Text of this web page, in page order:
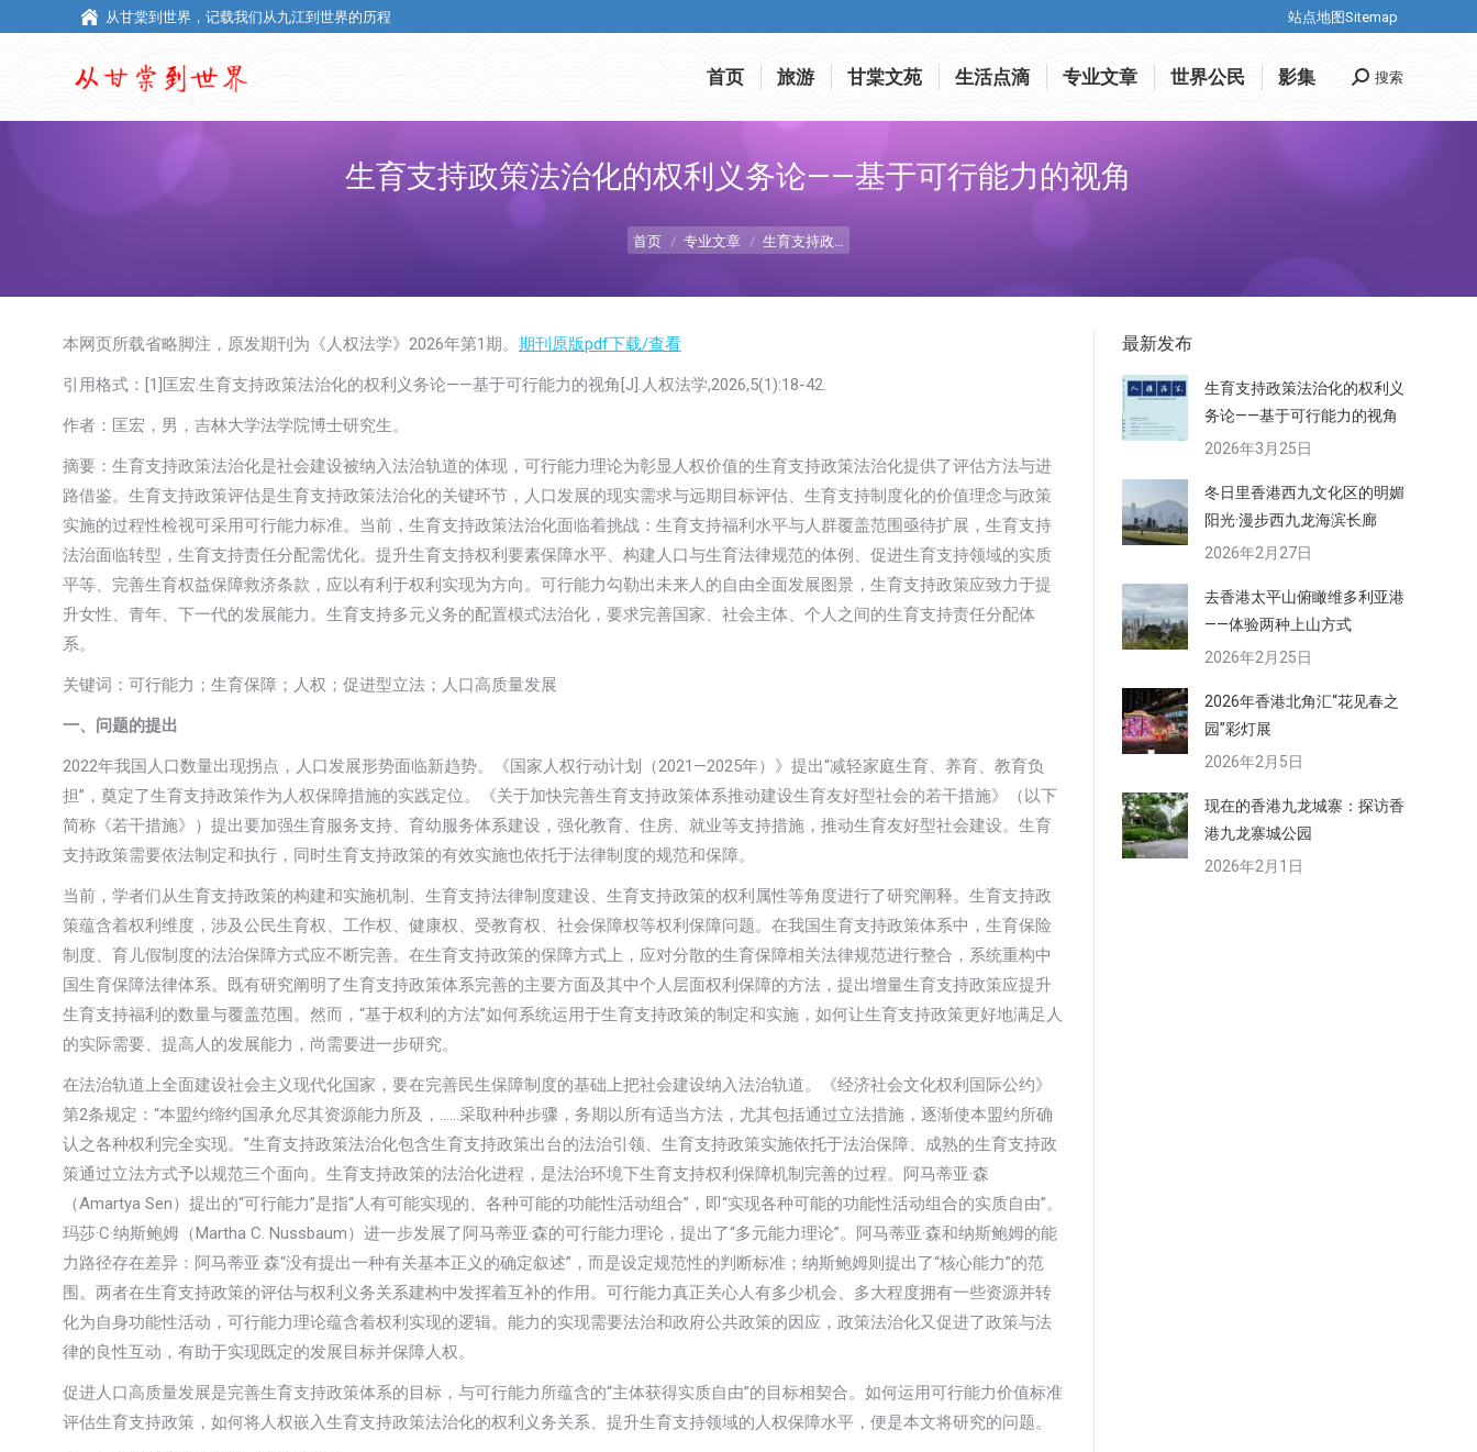
从甘棠到世界，记载我们从九江到世界的历程 站点地图Sitemap
首页 旅游 甘棠文苑 生活点滴 专业文章 世界公民 影集
搜 搜索
生育支持政策法治化的权利义务论——基于可行能力的视角
首页 专业文章 生育支持政…
本网页所载省略脚注，原发期刊为《人权法学》2026年第1期。 期刊原版pdf下载/查看
引用格式：[1]匡宏.生育支持政策法治化的权利义务论——基于可行能力的视角[J].人权法学,2026,5(1):18-42.
作者：匡宏，男，吉林大学法学院博士研究生。
摘要：生育支持政策法治化是社会建设被纳入法治轨道的体现，可行能力理论为彰显人权价值的生育支持政策法治化提供了评估方法与进
路借鉴。生育支持政策评估是生育支持政策法治化的关键环节，人口发展的现实需求与远期目标评估、生育支持制度化的价值理念与政策
实施的过程性检视可采用可行能力标准。当前，生育支持政策法治化面临着挑战：生育支持福利水平与人群覆盖范围亟待扩展，生育支持
法治面临转型，生育支持责任分配需优化。提升生育支持权利要素保障水平、构建人口与生育法律规范的体例、促进生育支持领域的实质
平等、完善生育权益保障救济条款，应以有利于权利实现为方向。可行能力勾勒出未来人的自由全面发展图景，生育支持政策应致力于提
升女性、青年、下一代的发展能力。生育支持多元义务的配置模式法治化，要求完善国家、社会主体、个人之间的生育支持责任分配体
系。
关键词：可行能力；生育保障；人权；促进型立法；人口高质量发展
一、问题的提出
2022年我国人口数量出现拐点，人口发展形势面临新趋势。《国家人权行动计划（2021—2025年）》提出“减轻家庭生育、养育、教育负
担”，奠定了生育支持政策作为人权保障措施的实践定位。《关于加快完善生育支持政策体系推动建设生育友好型社会的若干措施》（以下
简称《若干措施》）提出要加强生育服务支持、育幼服务体系建设，强化教育、住房、就业等支持措施，推动生育友好型社会建设。生育
支持政策需要依法制定和执行，同时生育支持政策的有效实施也依托于法律制度的规范和保障。
当前，学者们从生育支持政策的构建和实施机制、生育支持法律制度建设、生育支持政策的权利属性等角度进行了研究阐释。生育支持政
策蕴含着权利维度，涉及公民生育权、工作权、健康权、受教育权、社会保障权等权利保障问题。在我国生育支持政策体系中，生育保险
制度、育儿假制度的法治保障方式应不断完善。在生育支持政策的保障方式上，应对分散的生育保障相关法律规范进行整合，系统重构中
国生育保障法律体系。既有研究阐明了生育支持政策体系完善的主要方面及其中个人层面权利保障的方法，提出增量生育支持政策应提升
生育支持福利的数量与覆盖范围。然而，“基于权利的方法”如何系统运用于生育支持政策的制定和实施，如何让生育支持政策更好地满足人
的实际需要、提高人的发展能力，尚需要进一步研究。
在法治轨道上全面建设社会主义现代化国家，要在完善民生保障制度的基础上把社会建设纳入法治轨道。《经济社会文化权利国际公约》
第2条规定：“本盟约缔约国承允尽其资源能力所及，……采取种种步骤，务期以所有适当方法，尤其包括通过立法措施，逐渐使本盟约所确
认之各种权利完全实现。”生育支持政策法治化包含生育支持政策出台的法治引领、生育支持政策实施依托于法治保障、成熟的生育支持政
策通过立法方式予以规范三个面向。生育支持政策的法治化进程，是法治环境下生育支持权利保障机制完善的过程。阿马蒂亚·森
（Amartya Sen）提出的“可行能力”是指“人有可能实现的、各种可能的功能性活动组合”，即“实现各种可能的功能性活动组合的实质自由”。
玛莎·C·纳斯鲍姆（Martha C. Nussbaum）进一步发展了阿马蒂亚·森的可行能力理论，提出了“多元能力理论”。阿马蒂亚·森和纳斯鲍姆的能
力路径存在差异：阿马蒂亚·森“没有提出一种有关基本正义的确定叙述”，而是设定规范性的判断标准；纳斯鲍姆则提出了“核心能力”的范
围。两者在生育支持政策的评估与权利义务关系建构中发挥着互补的作用。可行能力真正关心人有多少机会、多大程度拥有一些资源并转
化为自身功能性活动，可行能力理论蕴含着权利实现的逻辑。能力的实现需要法治和政府公共政策的因应，政策法治化又促进了政策与法
律的良性互动，有助于实现既定的发展目标并保障人权。
促进人口高质量发展是完善生育支持政策体系的目标，与可行能力所蕴含的“主体获得实质自由”的目标相契合。如何运用可行能力价值标准
评估生育支持政策，如何将人权嵌入生育支持政策法治化的权利义务关系、提升生育支持领域的人权保障水平，便是本文将研究的问题。
最新发布
生育支持政策法治化的权利义
务论——基于可行能力的视角
2026年3月25日
冬日里香港西九文化区的明媚
阳光·漫步西九龙海滨长廊
2026年2月27日
去香港太平山俯瞰维多利亚港
——体验两种上山方式
2026年2月25日
2026年香港北角汇“花见春之
园”彩灯展
2026年2月5日
现在的香港九龙城寨：探访香
港九龙寨城公园
2026年2月1日
从甘棠到世界，记载我们从九江到世界的历程 站点地图Sitemap
首页 旅游 甘棠文苑 生活点滴 专业文章 世界公民 影集
搜 搜索